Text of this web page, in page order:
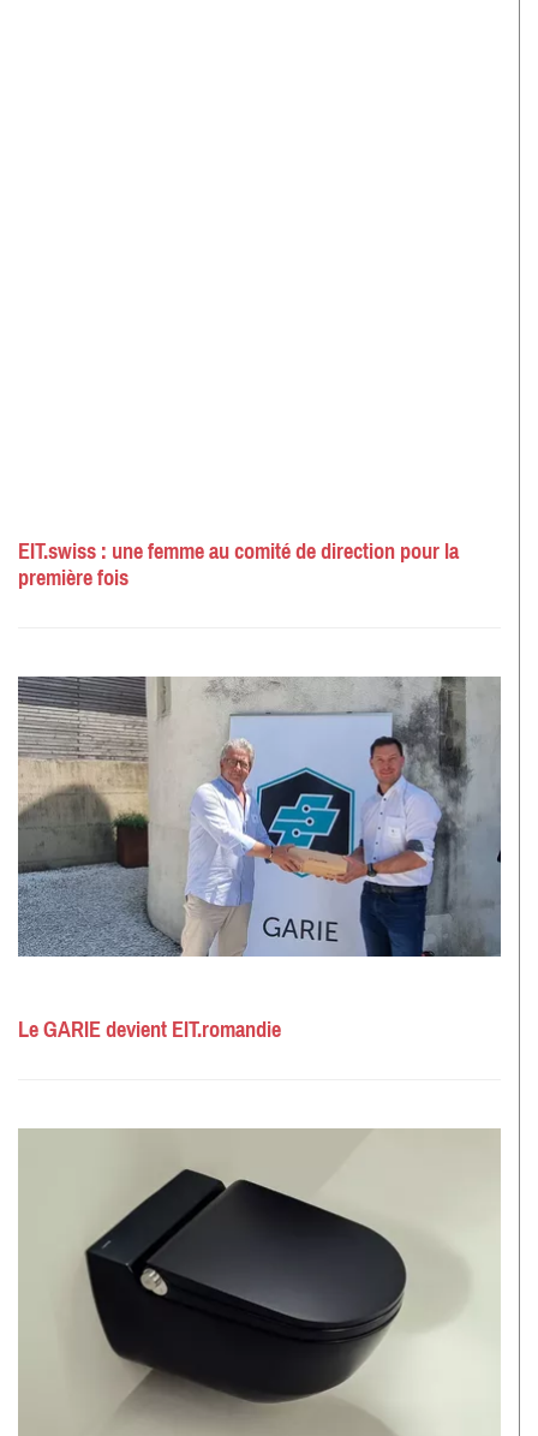
EIT.swiss : une femme au comité de direction pour la
première fois
Le GARIE devient EIT.romandie